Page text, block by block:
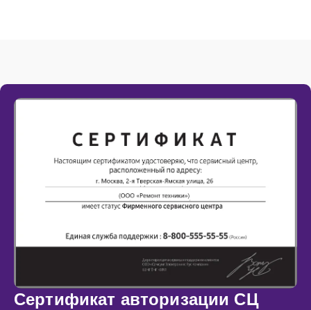
Сертификат авторизации СЦ